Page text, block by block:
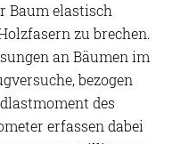
Baum elastisch
zu brechen.
an Bäumen im
bezogen
des
erfassen dabei